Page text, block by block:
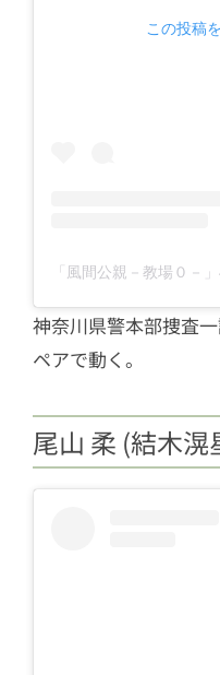
この投稿
神奈川県警本部捜査
ペアで動く。
尾山 柔 (結木滉